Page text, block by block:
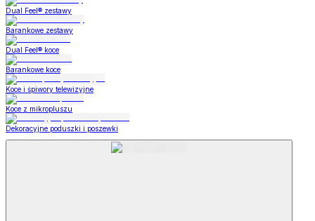
Dual Feel® zestawy
Barankowe zestawy
Dual Feel® koce
Barankowe koce
Koce i śpiwory telewizyjne
Koce z mikropluszu
Dekoracyjne poduszki i poszewki